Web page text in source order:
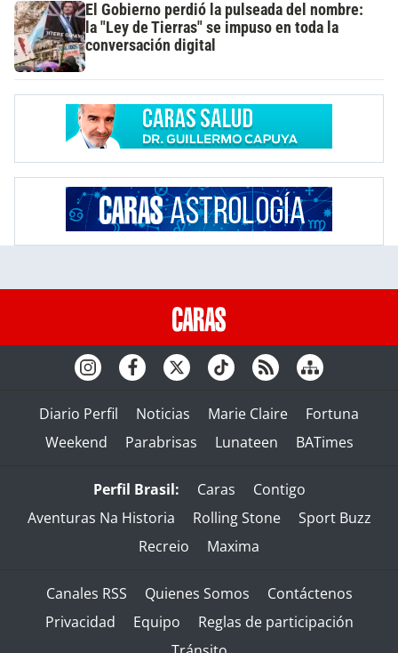
El Gobierno perdió la pulseada del nombre:
la "Ley de Tierras" se impuso en toda la
conversación digital
Diario Perfil Noticias Marie Claire
Fortuna
Weekend
Parabrisas Lunateen BATimes
Perfil Brasil: Caras
Contigo
Aventuras Na Historia
Rolling Stone
Sport Buzz
Recreio
Maxima
Canales RSS Quienes Somos
Contáctenos
Privacidad
Equipo
Reglas de participación